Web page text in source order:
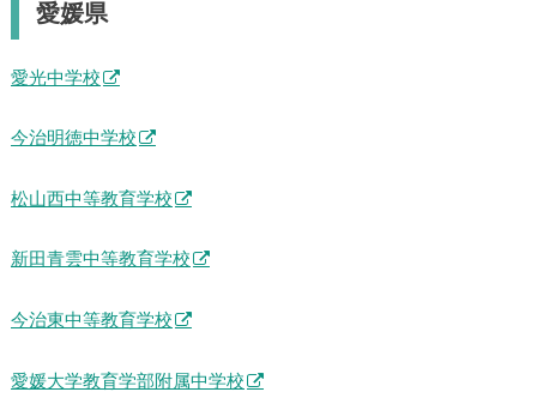
愛媛県
愛光中学校
今治明徳中学校
松山西中等教育学校
新田青雲中等教育学校
今治東中等教育学校
愛媛大学教育学部附属中学校